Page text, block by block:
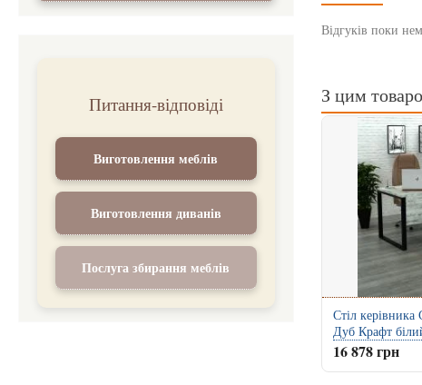
Відгуків поки
З цим
Стіл
Дуб Крафт
16 878 грн
Питання-відповіді
Виготовлення меблів
Виготовлення диванів
Послуга збирання меблів